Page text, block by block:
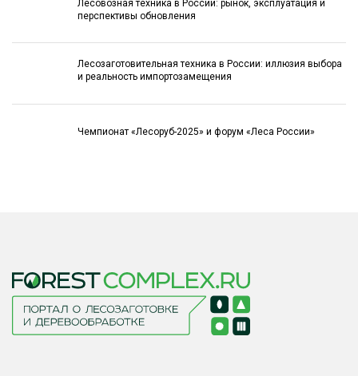
Лесовозная техника в России: рынок, эксплуатация и
перспективы обновления
Лесозаготовительная техника в России: иллюзия выбора
и реальность импортозамещения
Чемпионат «Лесоруб-2025» и форум «Леса России»